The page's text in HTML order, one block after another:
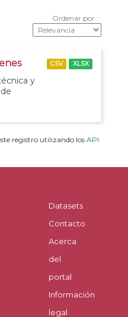
Ordenar por
y
CSV XLSX
registro utilizando losAPI
Datasets
Contacto
Acerca
del
portal
Información
legal